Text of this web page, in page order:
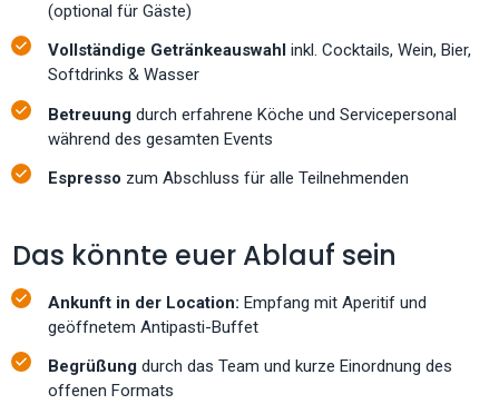
(optional für Gäste)
Vollständige Getränkeauswahl inkl. Cocktails, Wein, Bier,
Softdrinks & Wasser
Betreuung durch erfahrene Köche und Servicepersonal
während des gesamten Events
Espresso zum Abschluss für alle Teilnehmenden
Das könnte euer Ablauf sein
Ankunft in der Location: Empfang mit Aperitif und
geöffnetem Antipasti-Buffet
Begrüßungdurch das Team und kurze Einordnung des
offenen Formats